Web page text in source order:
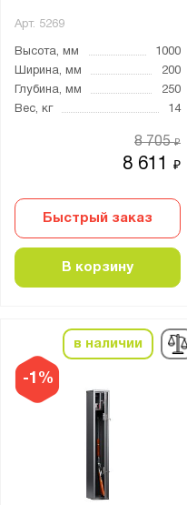
Арт. 5269
Высота, мм
1000
Ширина, мм
200
Глубина, мм
250
Вес, кг
14
8 611₽
8 705₽
Быстрый заказ
В корзину
-1%
в наличии
Для документов
Для оружия
Металл
Страна производства:
Германия
Производитель:
Меткон